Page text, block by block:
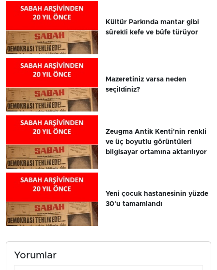
Kültür Parkında mantar gibi
sürekli kefe ve büfe türüyor
Mazeretiniz varsa neden
seçildiniz?
Zeugma Antik Kenti'nin renkli
ve üç boyutlu görüntüleri
bilgisayar ortamına aktarılıyor
Yeni çocuk hastanesinin yüzde
30'u tamamlandı
Yorumlar